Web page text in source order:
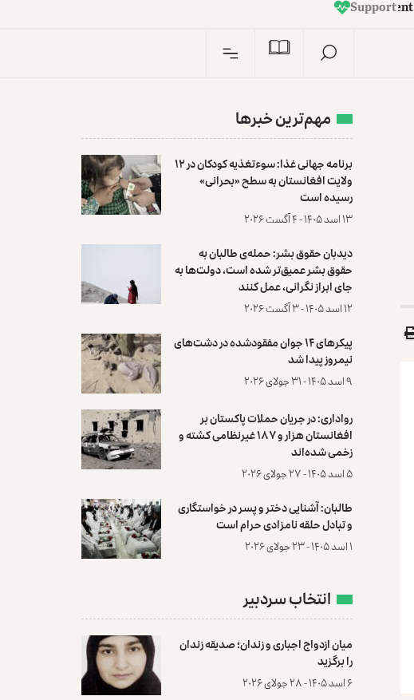
t
n
e
d
n
e
p
e
d
n
I
مهم‌ترین خبرها
برنامه جهانی غذا: سوءتغذیه کودکان در ۱۲
ولایت افغانستان به سطح «بحرانی»
رسیده است
۱۳ اسد ۱۴۰۵ - ۴ آگست ۲۰۲۶
دیدبان حقوق بشر: حمله‌ی طالبان به
حقوق بشر عمیق‌تر شده است، دولت‌ها به
جای ابراز نگرانی، عمل کنند
۱۲ اسد ۱۴۰۵ - ۳ آگست ۲۰۲۶
پیکرهای ۱۴ جوان مفقودشده در دشت‌های
نیمروز پیدا شد
۹ اسد ۱۴۰۵ - ۳۱ جولای ۲۰۲۶
رواداری: در جریان حملات پاکستان بر
افغانستان هزار و ۱۸۷ غیرنظامی کشته و
زخمی شده‌اند
۵ اسد ۱۴۰۵ - ۲۷ جولای ۲۰۲۶
طالبان: آشنایی دختر و پسر در خواستگاری
و تبادل حلقه نامزادی حرام است
۱ اسد ۱۴۰۵ - ۲۳ جولای ۲۰۲۶
انتخاب سردبیر
میان ازدواج اجباری و زندان؛ صدیقه زندان
را برگزید
۶ اسد ۱۴۰۵ - ۲۸ جولای ۲۰۲۶